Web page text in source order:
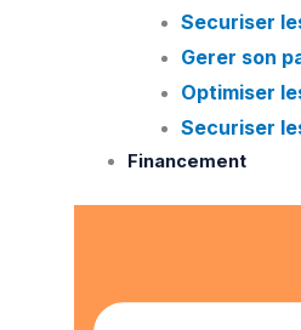
Securiser
Gerer son
Optimiser
Securiser
Financement